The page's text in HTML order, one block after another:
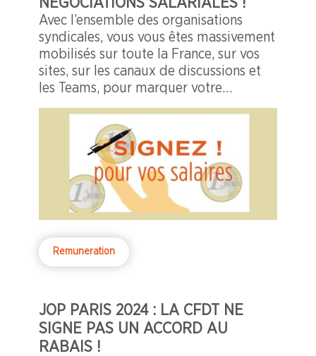
NÉGOCIATIONS SALARIALES !
Avec l’ensemble des organisations
syndicales, vous vous êtes massivement
mobilisés sur toute la France, sur vos
sites, sur les canaux de discussions et
les Teams, pour marquer votre
indignation face à un partage inégal
des richesses et de la valeur créée !
Remuneration
JOP PARIS 2024 : LA CFDT NE
SIGNE PAS UN ACCORD AU
RABAIS !